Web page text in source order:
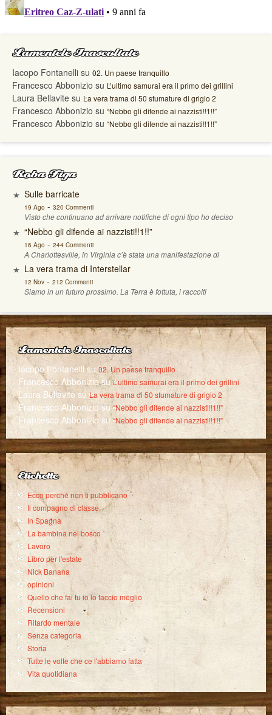
Lamentele Inascoltate
Iacopo Fontanelli su 02. Un paese tranquillo
Francesco Abbonizio su L’ultimo samurai era il primo dei grillini
Laura Bellavite su La vera trama di 50 sfumature di grigio 2
Francesco Abbonizio su “Nebbo gli difende ai nazzisti!!1!!”
Francesco Abbonizio su “Nebbo gli difende ai nazzisti!!1!!”
Roba Figa
Sulle barricate
19 Ago - 320 Commenti
Visto che continuano ad arrivare notifiche di ogni tipo ho deciso
“Nebbo gli difende ai nazzisti!!1!!”
16 Ago - 244 Commenti
A Charlottesville, in Virginia c’è stata una manifestazione di
La vera trama di Interstellar
12 Nov- 212 Commenti
Siamo in un futuro prossimo. La Terra è fottuta, i raccolti
Lamentele Inascoltate
Iacopo Fontanellisu02. Un paese tranquillo
Francesco AbboniziosuL’ultimo samurai era il primo dei grillini
Laura Bellavite su La vera trama di 50 sfumature di grigio 2
Francesco Abbonizio su“Nebbo gli difende ai nazzisti!!1!!”
Francesco Abbonizio su“Nebbo gli difende ai nazzisti!!1!!”
Etichette
Ecco perché non ti pubblicano
Il compagno di classe
In Spagna
La bambina nel bosco
Lavoro
Libro per l'estate
Nick Banana
opinioni
Quello che fai tu io lo faccio meglio
Recensioni
Ritardo mentale
Senza categoria
Storia
Tutte le volte che ce l'abbiamo fatta
Vita quotidiana